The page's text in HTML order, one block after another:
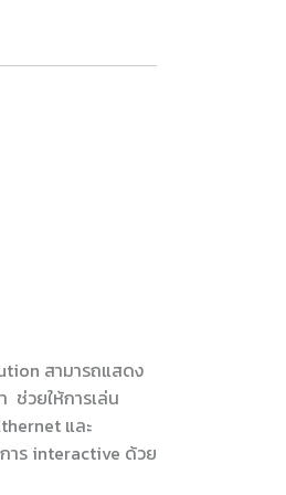
สามารถแสดง
ช่วยให้การเล่น
และ
าร interactive ด้วย